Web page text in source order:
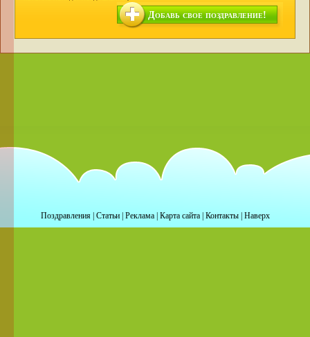
Добавь свое поздравление!
Поздравления| Статьи| Реклама| Карта сайта| Контакты| Наверх